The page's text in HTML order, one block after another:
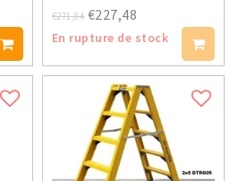
€271,84 €227,48
En rupture de stock